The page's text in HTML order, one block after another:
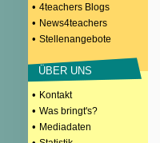
• 4teachers Blogs
• News4teachers
• Stellenangebote
ÜBER UNS
• Kontakt
• Was bringt's?
• Mediadaten